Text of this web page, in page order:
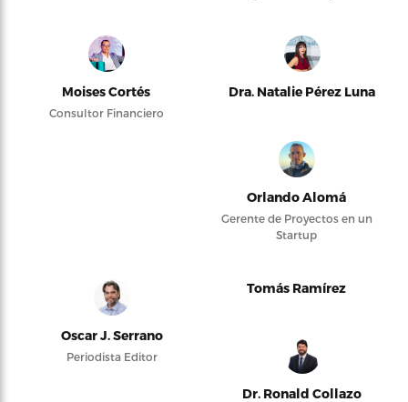
Moises Cortés
Consultor Financiero
Dra. Natalie Pérez Luna
Orlando Alomá
Gerente de Proyectos en un
Startup
Oscar J. Serrano
Periodista Editor
Tomás Ramírez
Dr. Ronald Collazo